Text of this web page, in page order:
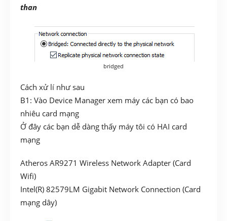
than
bridged
Cách xử lí như sau
B1: Vào Device Manager xem máy các bạn có bao
nhiêu card mạng
Ở đây các bạn dễ dàng thấy máy tôi có HAI card
mạng
Atheros AR9271 Wireless Network Adapter (Card
Wifi)
Intel(R) 82579LM Gigabit Network Connection (Card
mạng dây)